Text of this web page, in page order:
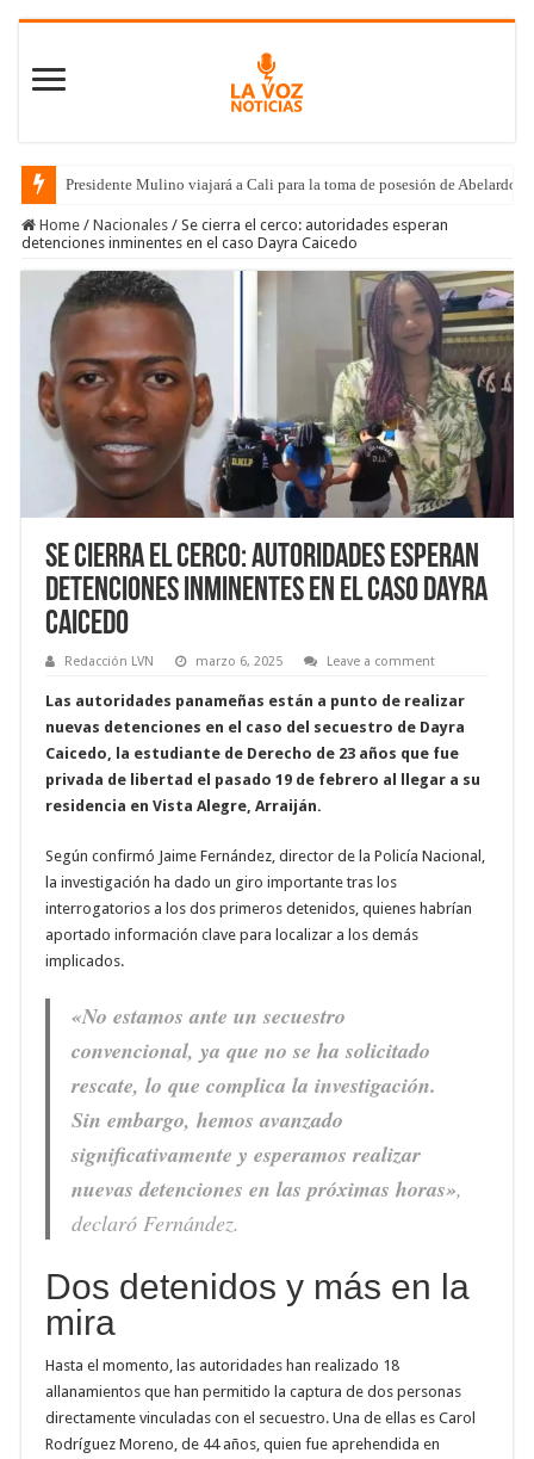
Presidente Mulino viajará a Cali para la toma de posesión de Abelardo
Home / Nacionales / Se cierra el cerco: autoridades esperan
detenciones inminentes en el caso Dayra Caicedo
Se cierra el cerco: autoridades esperan
detenciones inminentes en el caso Dayra
Caicedo
Redacción LVN marzo 6, 2025 Leave a comment
Las autoridades panameñas están a punto de realizar
nuevas detenciones en el caso del secuestro de Dayra
Caicedo, la estudiante de Derecho de 23 años que fue
privada de libertad el pasado 19 de febrero al llegar a su
residencia en Vista Alegre, Arraiján.
Según confirmó Jaime Fernández, director de la Policía Nacional,
la investigación ha dado un giro importante tras los
interrogatorios a los dos primeros detenidos, quienes habrían
aportado información clave para localizar a los demás
implicados.
«No estamos ante un secuestro
convencional, ya que no se ha solicitado
rescate, lo que complica la investigación.
Sin embargo, hemos avanzado
significativamente y esperamos realizar
nuevas detenciones en las próximas horas»,
declaró Fernández.
Dos detenidos y más en la
mira
Hasta el momento, las autoridades han realizado 18
allanamientos que han permitido la captura de dos personas
directamente vinculadas con el secuestro. Una de ellas es Carol
Rodríguez Moreno, de 44 años, quien fue aprehendida en